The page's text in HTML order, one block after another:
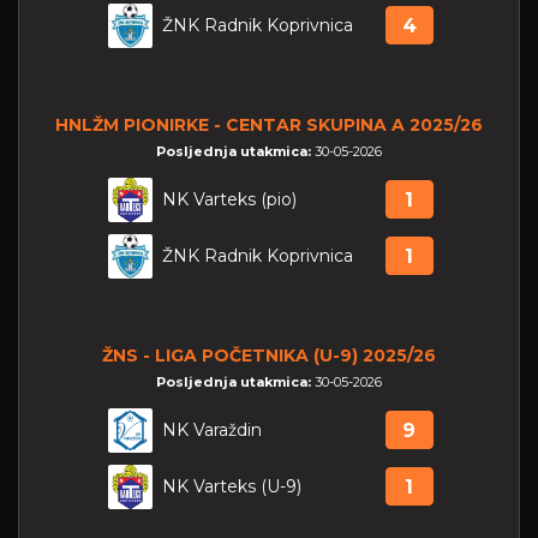
ŽNK Radnik Koprivnica 4
HNLŽM PIONIRKE - CENTAR SKUPINA A 2025/26
Posljednja utakmica: 30-05-2026
NK Varteks (pio) 1
ŽNK Radnik Koprivnica 1
ŽNS - LIGA POČETNIKA (U-9) 2025/26
Posljednja utakmica: 30-05-2026
NK Varaždin 9
NK Varteks (U-9) 1